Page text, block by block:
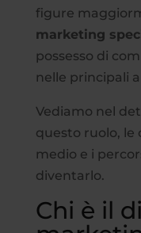
figure
marketing
possesso di
nelle principali
Vediamo nel
questo ruolo, le
medio e i
diventarlo.
Chi è il